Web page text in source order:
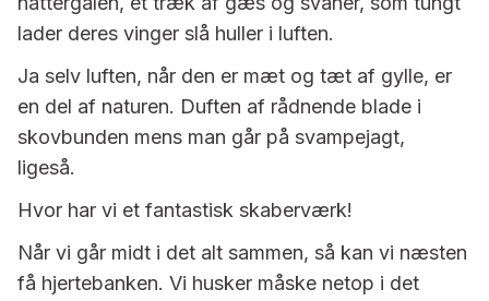
lader deres vinger slå huller i luften.
Ja selv luften, når den er mæt og tæt af gylle, er
en del af naturen. Duften af rådnende blade i
skovbunden mens man går på svampejagt,
ligeså.
Hvor har vi et fantastisk skaberværk!
Når vi går midt i det alt sammen, så kan vi næsten
få hjertebanken. Vi husker måske netop i det